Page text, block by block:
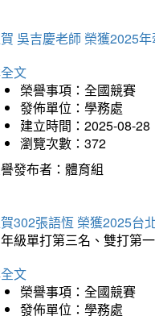
吳吉慶老師 榮獲2025
文
榮譽事項：全國競賽
發佈單位：學務處
建立時間：2025-08-28
瀏覽次數：372
發布者：體育組
302張語恆 榮獲2025台
級單打第三名、雙打第
文
榮譽事項：全國競賽
發佈單位：學務處